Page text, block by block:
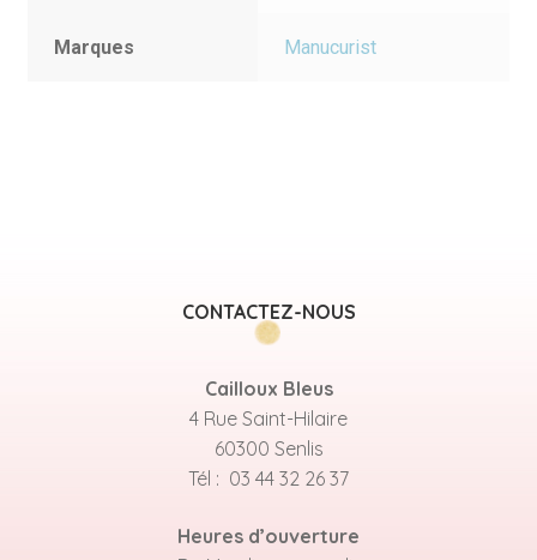
Marques Manucurist
CONTACTEZ-NOUS
Cailloux Bleus
4 Rue Saint-Hilaire
60300 Senlis
Tél : 03 44 32 26 37
Heures d’ouverture